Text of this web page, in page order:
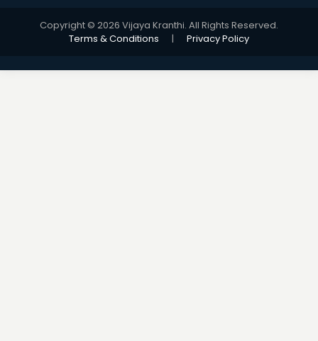
Copyright © 2026 Vijaya Kranthi. All Rights Reserved.
Terms & Conditions
| Privacy Policy